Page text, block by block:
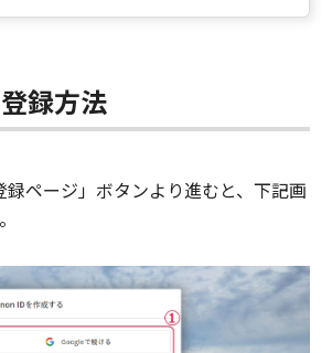
録方法
録ページ」ボタンより進むと、下記画